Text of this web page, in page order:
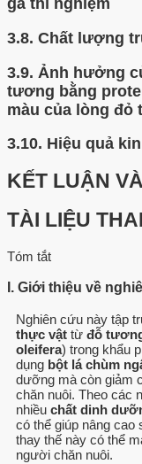
gà thí nghiệm
3.8. Chất lượng
3.9. Ảnh hưởng
tương bằng
màu của lòng đỏ
3.10. Hiệu quả
KẾT LUẬN
TÀI LIỆU
Tóm tắt
I. Giới thiệu về
Nghiên cứu này tập
thực vật từ đỗ
oleifera) trong khẩu
dụng bột lá chùm
dưỡng mà còn giảm
chăn nuôi. Theo các
nhiều chất dinh
có thể giúp nâng cao
thay thế này có thể
người chăn nuôi.